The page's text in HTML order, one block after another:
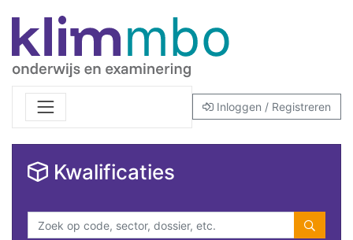
Inloggen / Registreren
Kwalificaties